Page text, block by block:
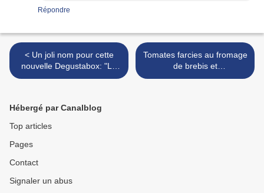
Répondre
< Un joli nom pour cette
nouvelle Degustabox: "LA
FRANCAISE"
Tomates farcies au fromage
de brebis et
basilic....OMINICUISEUR ou
Hébergé par Canalblog
Top articles
Pages
Contact
Signaler un abus